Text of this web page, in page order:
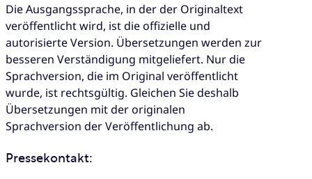
Die Ausgangssprache, in der der Originaltext
veröffentlicht wird, ist die offizielle und
autorisierte Version. Übersetzungen werden zur
besseren Verständigung mitgeliefert. Nur die
Sprachversion, die im Original veröffentlicht
wurde, ist rechtsgültig. Gleichen Sie deshalb
Übersetzungen mit der originalen
Sprachversion der Veröffentlichung ab.
Pressekontakt: